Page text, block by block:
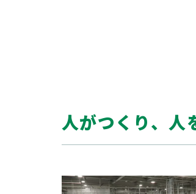
人がつくり、人